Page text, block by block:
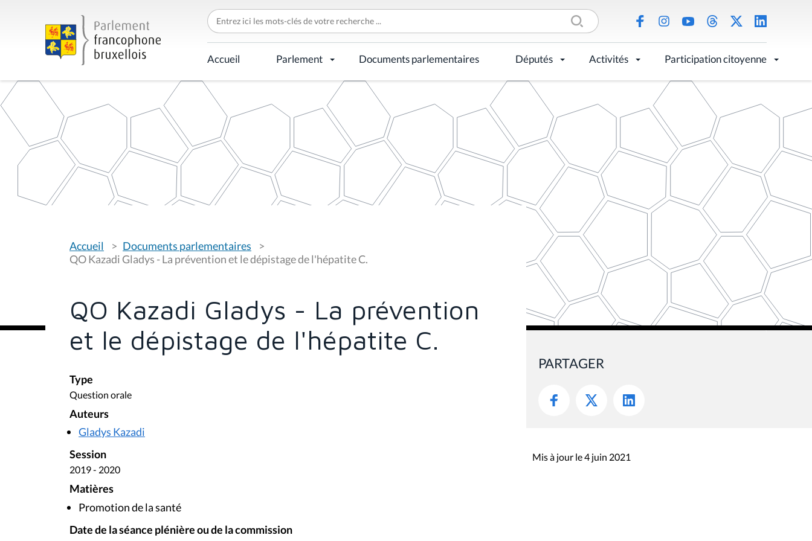
C
h
e
r
c
h
r
p
Accueil Parlement Documents parlementaires Députés Activités Participation citoyenne
o
u
s
s
:
Accueil
Documents parlementaires
QO Kazadi Gladys - La prévention et le dépistage de l'hépatite C.
QO Kazadi Gladys - La prévention
et le dépistage de l'hépatite C.
Type
Question orale
Auteurs
Gladys Kazadi
Session
2019 - 2020
Matières
Promotion de la santé
Date de la séance plénière ou de la commission
PARTAGER
Mis à jour le 4 juin 2021